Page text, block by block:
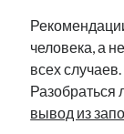
человека, а
всех случаев.
Разобраться
вывод из